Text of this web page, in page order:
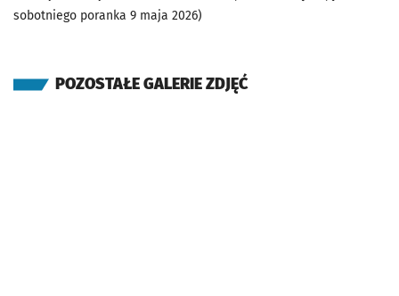
sobotniego poranka 9 maja 2026)
POZOSTAŁE GALERIE ZDJĘĆ